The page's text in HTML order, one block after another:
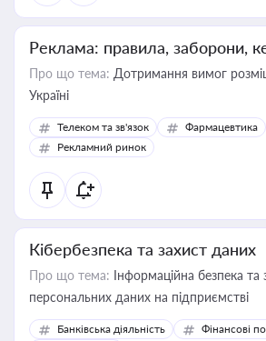
Реклама: правила, заборони,
Про що тема: Дотримання вимог
Україні
Телеком та зв'язок
Фармацевтика
Рекламний ринок
Кібербезпека та захист даних
Про що тема: Інформаційна безпека та
персональних даних на підприємстві
Банківська діяльність
Фінансові